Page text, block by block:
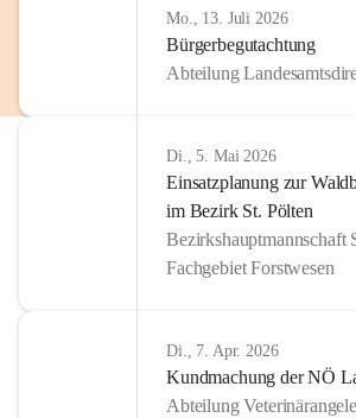
Mo., 13. Juli 2026
Bürgerbegutachtung
Abteilung
Di., 5. Mai 2026
Einsatzplanung zur
im Bezirk St. Pölten
Bezirkshauptmannschaft
Fachgebiet Forstwesen
Di., 7. Apr. 2026
Kundmachung der NÖ
Abteilung